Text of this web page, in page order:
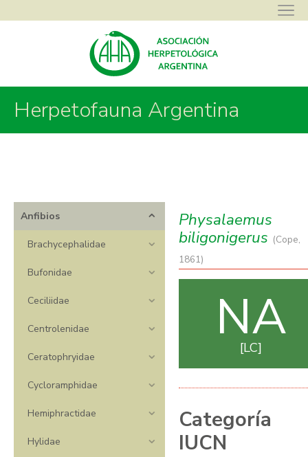
Asociación Herpetológica Argentina Herpetofauna Argentina
Anfibios> Leiuperidae > Physalaemus >Physalaemus biligonigerus
Herpetofauna Argentina
Anfibios
Brachycephalidae
Bufonidae
Ceciliidae
Centrolenidae
Ceratophryidae
Cycloramphidae
Hemiphractidae
Hylidae
Physalaemus
biligonigerus (Cope,
1861)
NA
LC
Categoría
IUCN